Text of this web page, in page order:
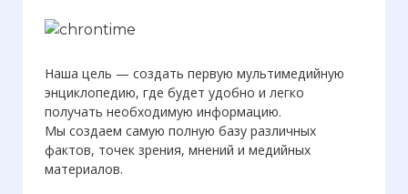
Наша цель — создать первую мультимедийную
энциклопедию, где будет удобно и легко
получать необходимую информацию.
Мы создаем самую полную базу различных
фактов, точек зрения, мнений и медийных
материалов.